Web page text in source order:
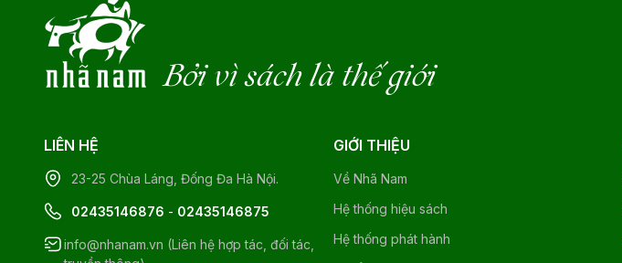
Bởi vì sách là thế giới
LIÊN HỆ
23-25 Chùa Láng, Đống Đa Hà Nội.
02435146876 - 02435146875
info@nhanam.vn (Liên hệ hợp tác, đối tác,
GIỚI THIỆU
Về Nhã Nam
Hệ thống hiệu sách
Hệ thống phát hành